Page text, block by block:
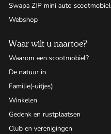
Swapa ZIP mini auto scootmobiel
Webshop
Waar wilt u naartoe?
Waarom een scootmobiel?
De natuur in
Familie(-uitjes)
Winkelen
Gedenk en rustplaatsen
Club en verenigingen